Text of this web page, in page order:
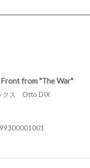
from "The War"
クス Otto DIX